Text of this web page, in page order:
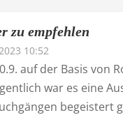
zu empfehlen
10:52
auf der Basis von
war es eine
begeistert